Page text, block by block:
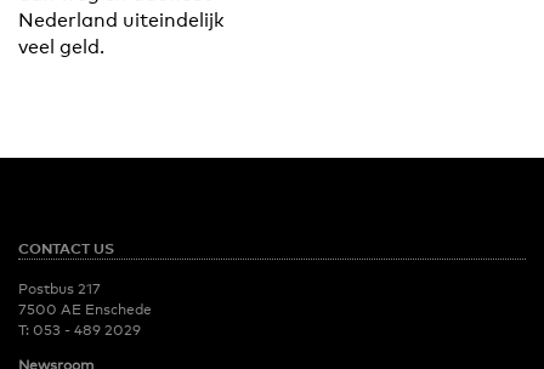
Nederland uiteindelijk
veel geld.
CONTACT US
Postbus 217
7500 AE Enschede
T: 053 - 489 2029